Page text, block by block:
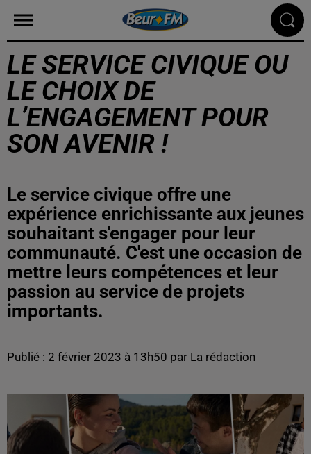
LE SERVICE CIVIQUE OU
LE CHOIX DE
L’ENGAGEMENT POUR
SON AVENIR !
Le service civique offre une
expérience enrichissante aux jeunes
souhaitant s'engager pour leur
communauté. C'est une occasion de
mettre leurs compétences et leur
passion au service de projets
importants.
Publié : 2 février 2023 à 13h50 par La rédaction